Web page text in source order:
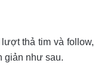
thả tim và follow,
giản như sau.